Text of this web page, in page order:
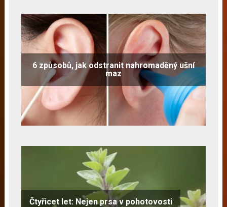
6 způsobů, jak odstranit nahromaděný ušní
maz
Čtyřicet let: Nejen prsa v pohotovosti